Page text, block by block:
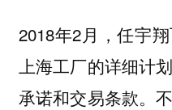
2018年2月，任宇
上海工厂的详细计
承诺和交易条款。